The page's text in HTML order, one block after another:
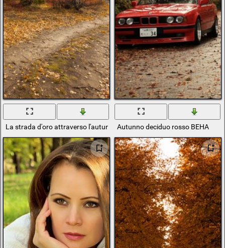
La strada d'oro attraverso l'autunnoAutunno deciduo rosso BEHA